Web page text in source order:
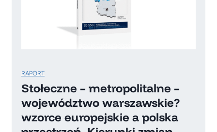
RAPORT
Stołeczne – metropolitalne –
województwo warszawskie?
wzorce europejskie a polska